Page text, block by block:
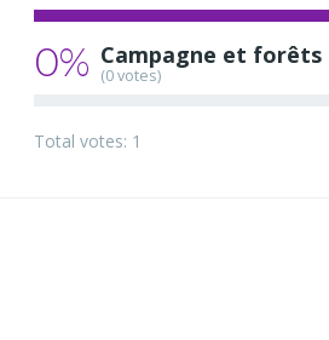
0% Campagne et forêts
(0 votes)
Total votes: 1